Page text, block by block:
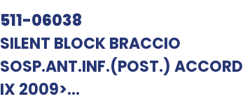
511-06038
SILENT BLOCK BRACCIO
SOSP.ANT.INF.(POST.) ACCORD
IX 2009>...